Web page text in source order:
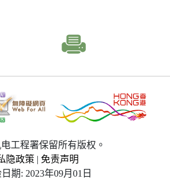
工程署保留所有版权。
隐政策 | 免责声明
期: 2023年09月01日